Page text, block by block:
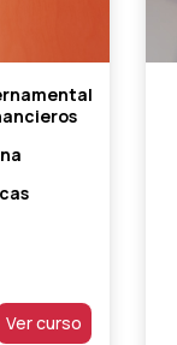
Ver curso